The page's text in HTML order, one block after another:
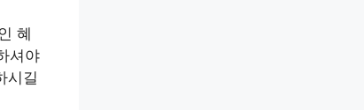
혜
셔야
시길